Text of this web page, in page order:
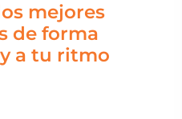
mejores
de forma
a tu ritmo